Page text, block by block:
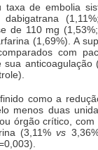
taxa de embolia
de 110 mg
(1,69%). A
com
anticoagulação
como a
menos duas
órgão crítico,
(3,11%vs